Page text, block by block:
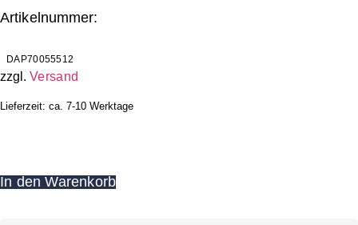
Artikelnummer:
DAP70055512
zzgl. Versand
Lieferzeit: ca. 7-10 Werktage
In den Warenkorb